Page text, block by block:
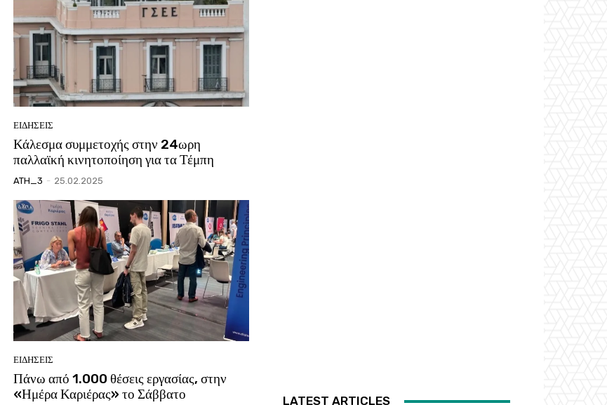
ΕΙΔΗΣΕΙΣ
Κάλεσμα συμμετοχής στην 24ωρη
παλλαϊκή κινητοποίηση για τα Τέμπη
ATH_3 - 25.02.2025
ΕΙΔΗΣΕΙΣ
Πάνω από 1.000 θέσεις εργασίας, στην
«Ημέρα Καριέρας» το Σάββατο
LATEST ARTICLES